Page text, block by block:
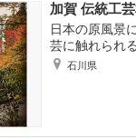
加賀 伝統工
日本の原風景
芸に触れられる
石川県